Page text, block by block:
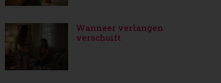
Wanneer verlangen
verschuift